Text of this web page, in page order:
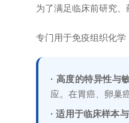
为了满足临床前研究、
专门用于免疫组织化
· 高度的特异性与
应。在胃癌、卵巢
· 适用于临床样本